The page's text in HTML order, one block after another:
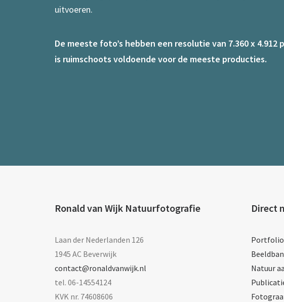
uitvoeren.
De meeste foto’s hebben een resolutie van 7.360 x 4.912
is ruimschoots voldoende voor de meeste producties.
Ronald van Wijk Natuurfotografie
Laan der Nederlanden 126
1945 AC Beverwijk
contact@ronaldvanwijk.nl
tel. 06-14554124
KVK nr. 74608606
Direct
Portfolio
Natuur